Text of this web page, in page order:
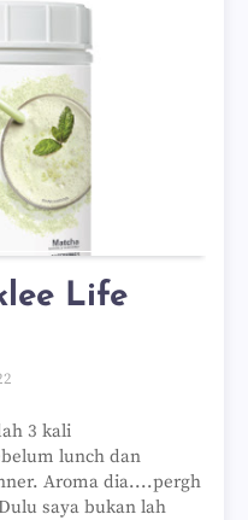
Life
3 kali
lunch dan
Aroma dia....pergh
saya bukan lah